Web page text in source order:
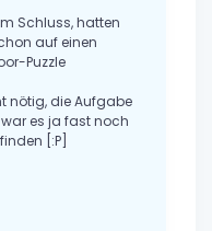
Schluss, hatten
auf einen
Puzzle
nötig, die Aufgabe
es ja fast noch
[:P]